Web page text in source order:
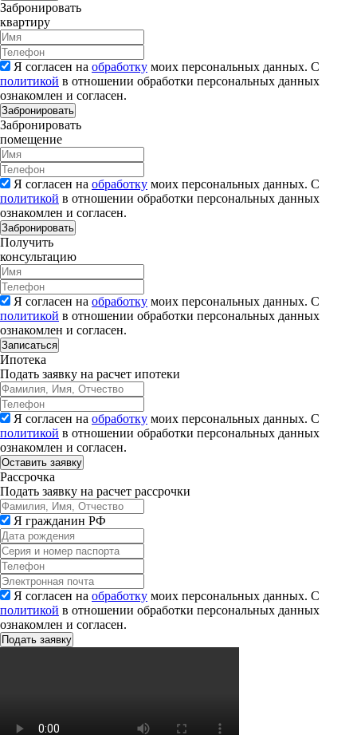
Забронировать
квартиру
Я согласен на обработку моих персональных данных. С
политикой в отношении обработки персональных данных
ознакомлен и согласен.
Забронировать
Забронировать
помещение
Я согласен на обработку моих персональных данных. С
политикой в отношении обработки персональных данных
ознакомлен и согласен.
Забронировать
Получить
консультацию
Я согласен на обработку моих персональных данных. С
политикой в отношении обработки персональных данных
ознакомлен и согласен.
Записаться
Ипотека
Подать заявку на расчет ипотеки
Я согласен на обработку моих персональных данных. С
политикой в отношении обработки персональных данных
ознакомлен и согласен.
Рассрочка
Подать заявку на расчет рассрочки
Я гражданин РФ
Я согласен на обработку моих персональных данных. С
политикой в отношении обработки персональных данных
ознакомлен и согласен.